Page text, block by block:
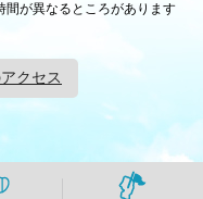
が異なるところがあります
クセス